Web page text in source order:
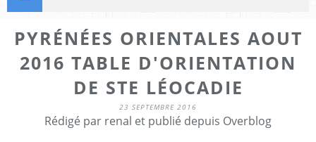
PYRÉNÉES ORIENTALES AOUT
2016 TABLE D'ORIENTATION
DE STE LÉOCADIE
23 SEPTEMBRE 2016
Rédigé par renal et publié depuis Overblog